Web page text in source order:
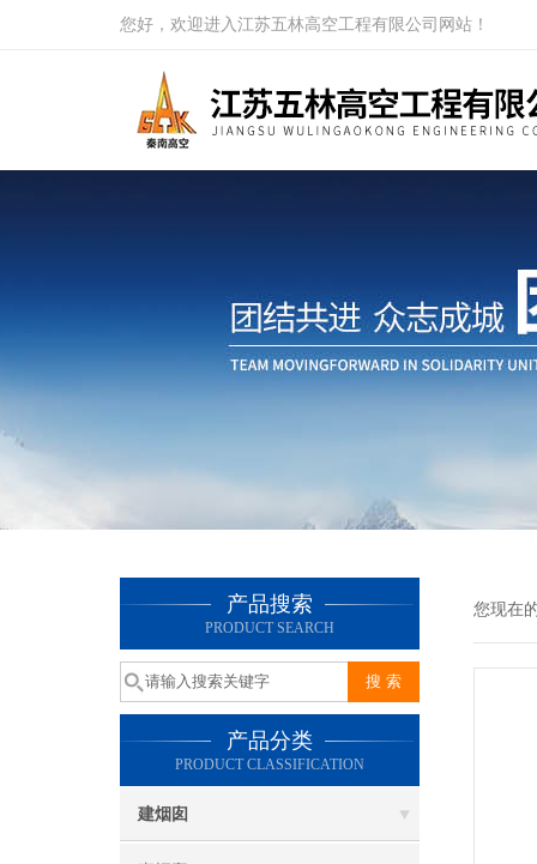
您好，欢迎进入江苏五林高空工程有限公司网站！
产品搜索
PRODUCT SEARCH
产品分类
PRODUCT CLASSIFICATION
建烟囱
您现在